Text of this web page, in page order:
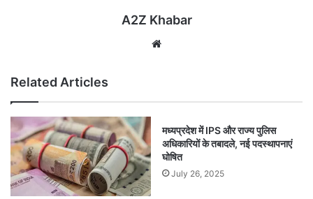
A2Z Khabar
Related Articles
मध्यप्रदेश में IPS और राज्य पुलिस
अधिकारियों के तबादले, नई पदस्थापनाएं
घोषित
July 26, 2025